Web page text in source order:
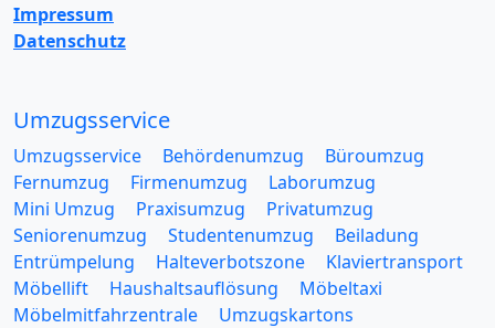
Impressum
Datenschutz
Umzugsservice
Umzugsservice Behördenumzug
Büroumzug
Fernumzug
Firmenumzug
Laborumzug
Mini Umzug
Praxisumzug
Privatumzug
Seniorenumzug
Studentenumzug
Beiladung
Entrümpelung
Halteverbotszone
Klaviertransport
Möbellift
Haushaltsauflösung
Möbeltaxi
Möbelmitfahrzentrale
Umzugskartons